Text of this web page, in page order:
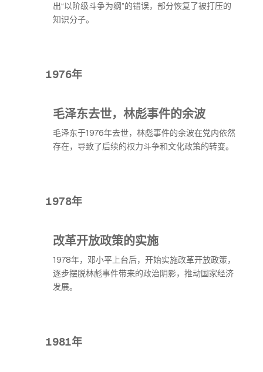
出“以阶级斗争为纲”的错误，部分恢复了被打压的
知识分子。
1976年
毛泽东去世，林彪事件的余波
毛泽东于1976年去世，林彪事件的余波在党内依然
存在，导致了后续的权力斗争和文化政策的转变。
1978年
改革开放政策的实施
1978年，邓小平上台后，开始实施改革开放政策，
逐步摆脱林彪事件带来的政治阴影，推动国家经济
发展。
1981年